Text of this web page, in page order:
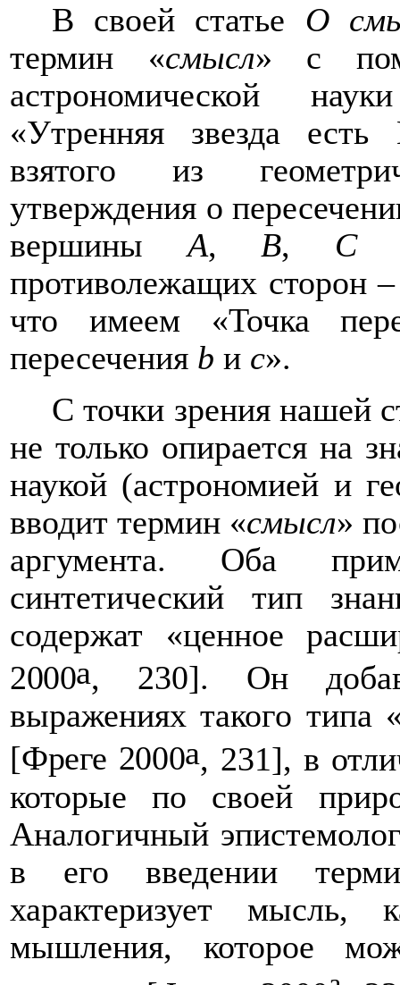
В своей статье
О
термин «смысл» с
астрономической
«Утренняя звезда
взятого из
утверждения о
вершиныA, B, C
противолежащих сторон
что имеем «Точка
пересечения b и c».
С точки зрения нашей
не только опирается на
наукой (астрономией и
вводит термин «смысл»
аргумента. Оба
синтетический тип
содержат «ценное
2000a, 230]. Он
выражениях такого типа
[Фреге 2000a, 231], в
которые по своей
Аналогичный
в его введении
характеризует мысль,
мышления, которое